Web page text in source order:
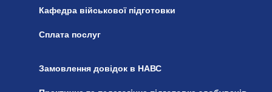
Кафедра військової підготовки
Сплата послуг
Замовлення довідок в НАВС